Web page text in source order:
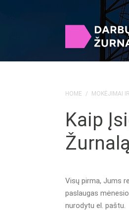
HOME / MOKĖJIMAI
Kaip
Visų pirma, Jums
paslaugas
nurodytu el. paštu.